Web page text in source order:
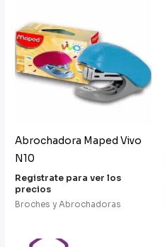
Abrochadora Maped Vivo
N10
Registrate para ver los
precios
Broches y Abrochadoras